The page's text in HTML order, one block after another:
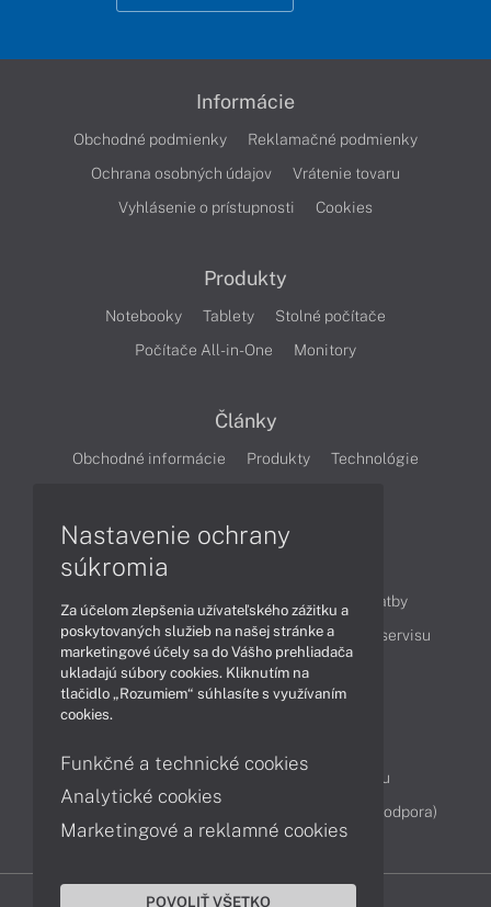
Informácie
Obchodné podmienky
Reklamačné podmienky
Ochrana osobných údajov
Vrátenie tovaru
Vyhlásenie o prístupnosti
Cookies
Produkty
Notebooky Tablety
Stolné počítače
Počítače All-in-One
Monitory
Články
Obchodné informácie Produkty
Technológie
Ako nakupovať
Možnosti doručenia a platby
Podpora a servis
Servisné služby Cenník servisu
Kontakty
Reklamácia tovaru
Diagnostiky online
TeamViewer (vzdialená podpora)
Nastavenie ochrany
súkromia
Za účelom zlepšenia užívateľského zážitku a
poskytovaných služieb na našej stránke a
marketingové účely sa do Vášho prehliadača
ukladajú súbory cookies. Kliknutím na
tlačidlo „Rozumiem“ súhlasíte s využívaním
cookies.
Funkčné a technické cookies
Analytické cookies
Marketingové a reklamné cookies
POVOLIŤ VŠETKO